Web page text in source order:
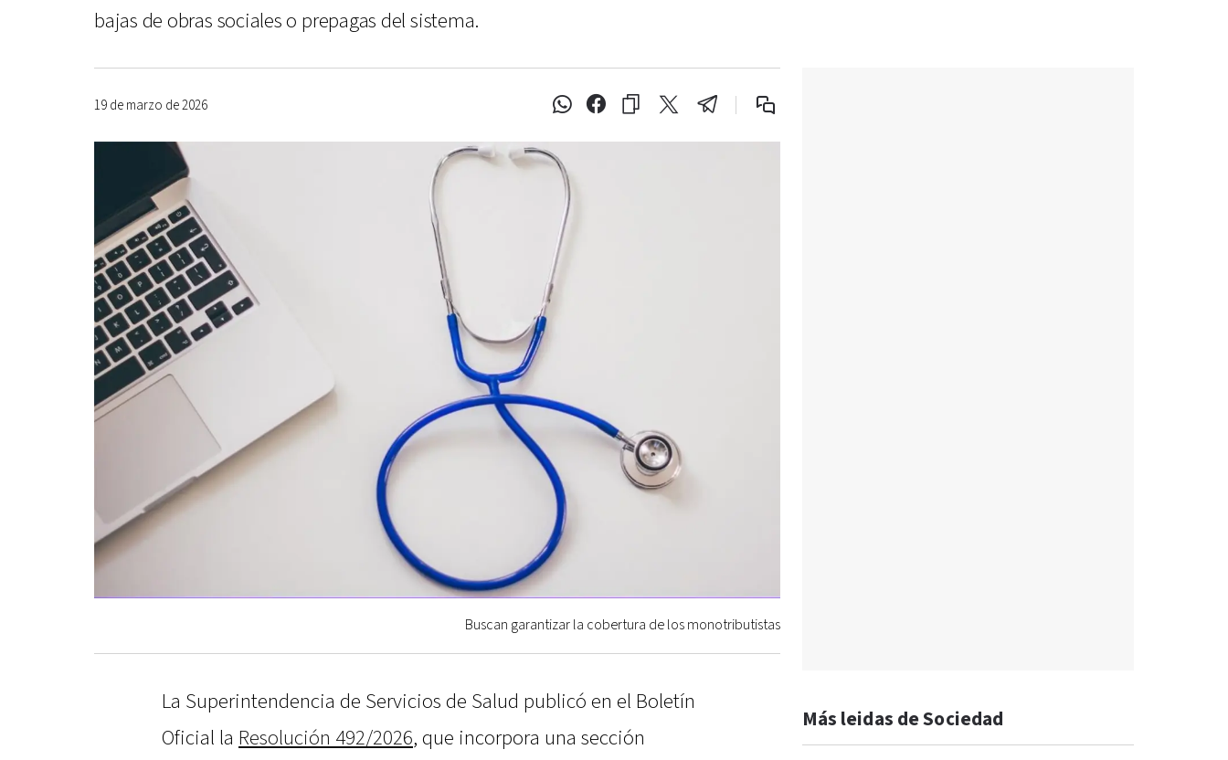
bajas de obras sociales o prepagas del sistema.
19 de marzo de 2026
Buscan garantizar la cobertura de los monotributistas
La Superintendencia de Servicios de Salud publicó en el Boletín
Oficial la Resolución 492/2026, que incorpora una sección
Más leidas de Sociedad